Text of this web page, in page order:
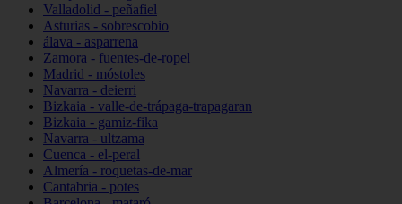
Valladolid - peñafiel
Asturias - sobrescobio
álava - asparrena
Zamora - fuentes-de-ropel
Madrid - móstoles
Navarra - deierri
Bizkaia - valle-de-trápaga-trapagaran
Bizkaia - gamiz-fika
Navarra - ultzama
Cuenca - el-peral
Almería - roquetas-de-mar
Cantabria - potes